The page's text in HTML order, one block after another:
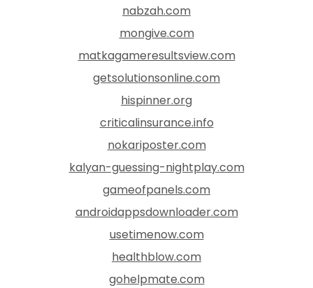
nabzah.com
mongive.com
matkagameresultsview.com
getsolutionsonline.com
hispinner.org
criticalinsurance.info
nokariposter.com
kalyan-guessing-nightplay.com
gameofpanels.com
androidappsdownloader.com
usetimenow.com
healthblow.com
gohelpmate.com